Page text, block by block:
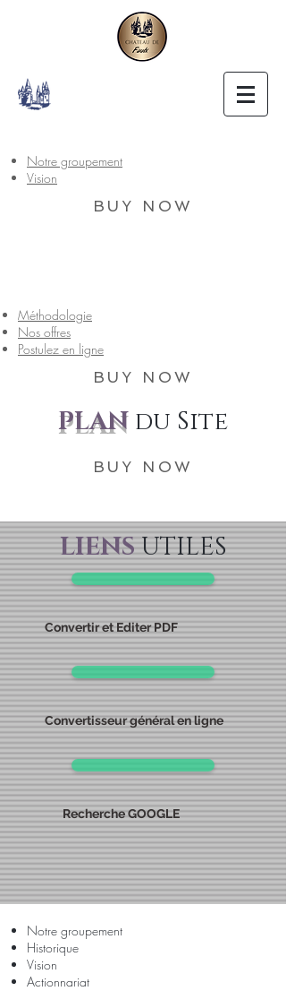
BUY NOW
Notre groupement
Vision
BUY NOW
Méthodologie
Nos offres
Postulez en ligne
BUY NOW
PLAN du Site
Notre groupement
Historique
Vision
Actionnariat
LIENSUTILES
Convertir et Editer PDF
Convertisseur général en ligne
Recherche GOOGLE